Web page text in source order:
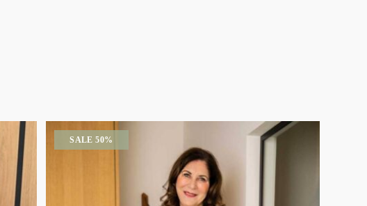
SALE 50%